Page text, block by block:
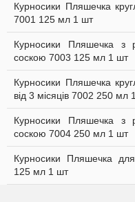
Курносики Пляшечка
7001 125 мл 1 шт
Курносики Пляшечка з
соскою 7003 125 мл 1 шт
Курносики Пляшечка
від 3 місяців 7002 250 мл
Курносики Пляшечка з
соскою 7004 250 мл 1 шт
Курносики Пляшечка
125 мл 1 шт